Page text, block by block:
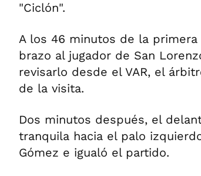
"Ciclón".
A los 46 minutos de la
brazo al jugador de San
revisarlo desde el VAR, el
de la visita.
Dos minutos después, el
tranquila hacia el palo
Gómez e igualó el partido.